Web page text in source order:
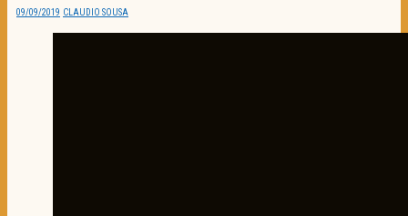
09/09/2019 CLAUDIO SOUSA